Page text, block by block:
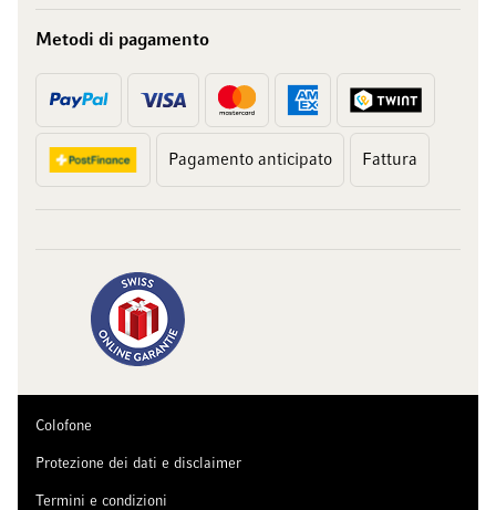
Metodi di pagamento
Pagamento anticipato Fattura
Colofone
Protezione dei dati e disclaimer
Termini e condizioni